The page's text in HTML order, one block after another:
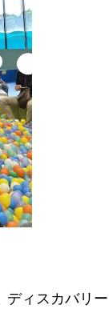
ディスカバリー